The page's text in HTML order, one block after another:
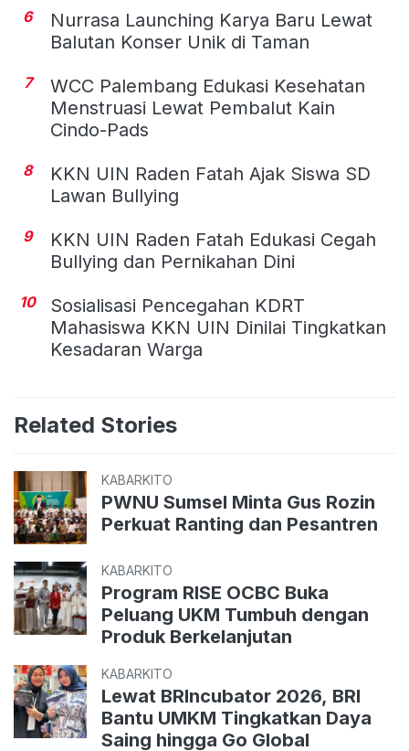
6
Nurrasa Launching Karya Baru Lewat
Balutan Konser Unik di Taman
7
WCC Palembang Edukasi Kesehatan
Menstruasi Lewat Pembalut Kain
Cindo-Pads
8
KKN UIN Raden Fatah Ajak Siswa SD
Lawan Bullying
9
KKN UIN Raden Fatah Edukasi Cegah
Bullying dan Pernikahan Dini
10
Sosialisasi Pencegahan KDRT
Mahasiswa KKN UIN Dinilai Tingkatkan
Kesadaran Warga
Related Stories
KABARKITO
PWNU Sumsel Minta Gus Rozin
Perkuat Ranting dan Pesantren
KABARKITO
Program RISE OCBC Buka
Peluang UKM Tumbuh dengan
Produk Berkelanjutan
KABARKITO
Lewat BRIncubator 2026, BRI
Bantu UMKM Tingkatkan Daya
Saing hingga Go Global